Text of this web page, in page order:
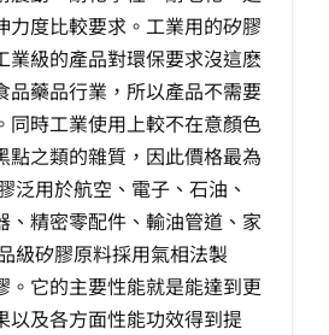
力度比較要求。工業用的矽膠
業級的產品對環保要求沒這麽
品藥品行業，所以產品不需要
同時工業使用上較不在意顏色
點之類的雜質，因此價格最為
泛用於航空、電子、石油、
、精密零配件、輸油管道、家
級矽膠原料採用氣相法製
。它的主要性能就是能達到更
以及各方面性能功效得到提